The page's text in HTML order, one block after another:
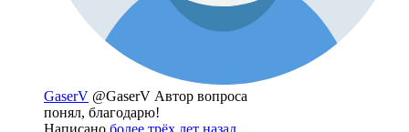
GaserV @GaserV Автор вопроса
понял, благодарю!
Написано более трёх лет назад